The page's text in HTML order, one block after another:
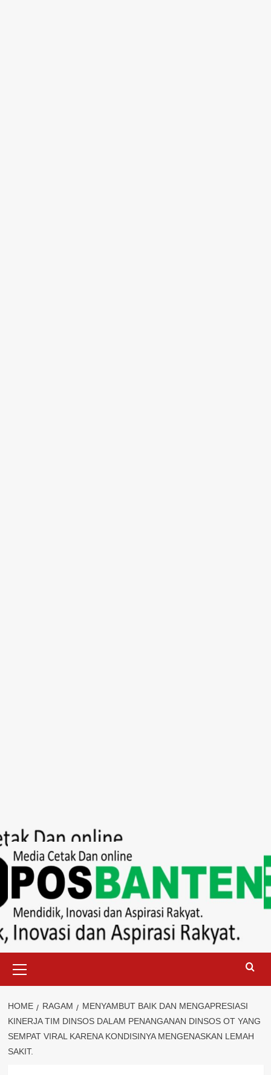
to
content
Menu
HOME RAGAM
MENYAMBUT BAIK DAN MENGAPRESIASI
KINERJA TIM DINSOS DALAM PENANGANAN DINSOS OT YANG
SEMPAT VIRAL KARENA KONDISINYA MENGENASKAN LEMAH
SAKIT.